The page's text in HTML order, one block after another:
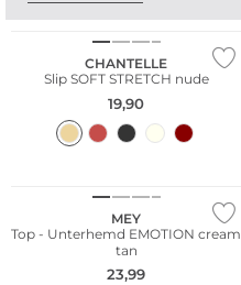
CHANTELLE
Slip SOFT STRETCH nude
19,90
MEY
Top - Unterhemd EMOTION cream
tan
23,99